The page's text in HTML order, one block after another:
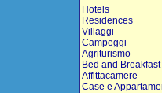
Hotels
Residences
Villaggi
Campeggi
Agriturismo
Bed and Breakfast
Affittacamere
Case e